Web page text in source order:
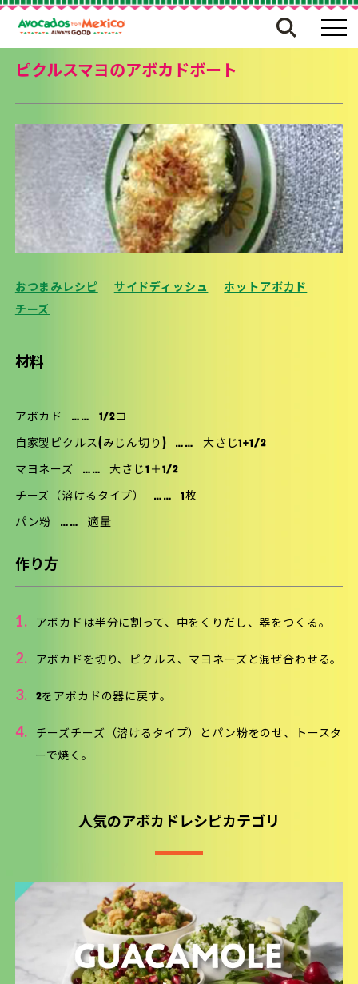
ピクルスマヨのアボカドボート
おつまみレシピ サイドディッシュ
ホットアボカド
チーズ
材料
アボカド …… 1/2コ
自家製ピクルス(みじん切り) …… 大さじ1+1/2
マヨネーズ …… 大さじ1＋1/2
チーズ（溶けるタイプ） …… 1枚
パン粉 …… 適量
作り方
1. アボカドは半分に割って、中をくりだし、器をつくる。
2. アボカドを切り、ピクルス、マヨネーズと混ぜ合わせる。
3. 2をアボカドの器に戻す。
4.
チーズチーズ（溶けるタイプ）とパン粉をのせ、トースタ
ーで焼く。
人気のアボカドレシピカテゴリ